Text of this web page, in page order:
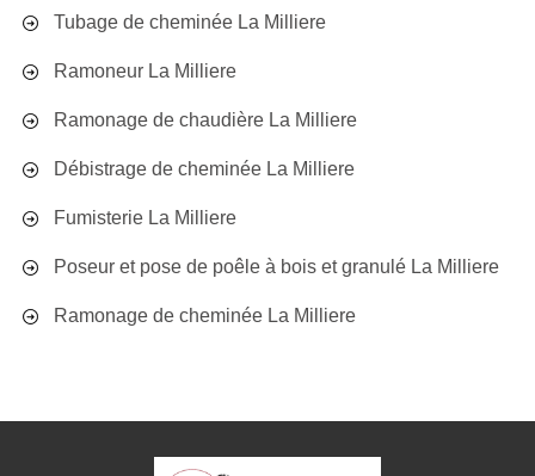
Tubage de cheminée La Milliere
Ramoneur La Milliere
Ramonage de chaudière La Milliere
Débistrage de cheminée La Milliere
Fumisterie La Milliere
Poseur et pose de poêle à bois et granulé La Milliere
Ramonage de cheminée La Milliere